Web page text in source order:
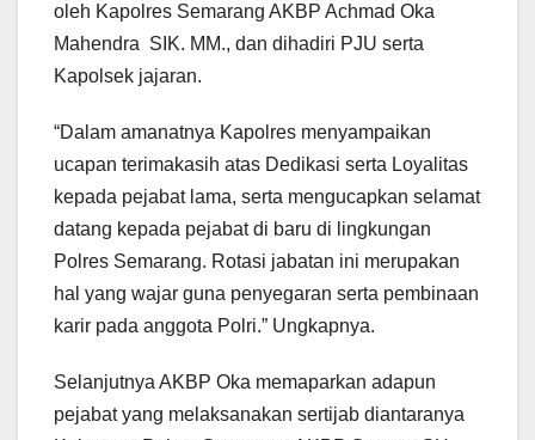
oleh Kapolres Semarang AKBP Achmad Oka
Mahendra SIK. MM., dan dihadiri PJU serta
Kapolsek jajaran.
“Dalam amanatnya Kapolres menyampaikan
ucapan terimakasih atas Dedikasi serta Loyalitas
kepada pejabat lama, serta mengucapkan selamat
datang kepada pejabat di baru di lingkungan
Polres Semarang. Rotasi jabatan ini merupakan
hal yang wajar guna penyegaran serta pembinaan
karir pada anggota Polri.” Ungkapnya.
Selanjutnya AKBP Oka memaparkan adapun
pejabat yang melaksanakan sertijab diantaranya